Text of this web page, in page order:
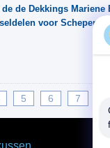
de Dekkings Mariene
voor Schepen
5 6 7